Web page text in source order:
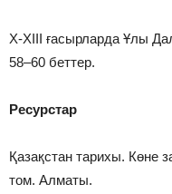
Х-ХІІІ ғасырларда Ұлы
58–60 беттер.
Ресурстар
Қазақстан тарихы. Көне
том. Алматы.